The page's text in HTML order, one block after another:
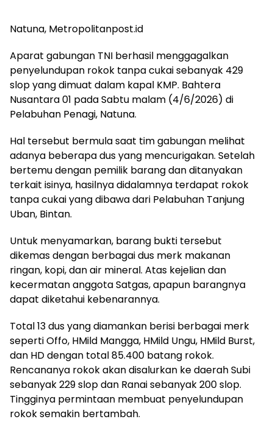
Natuna, Metropolitanpost.id
Aparat gabungan TNI berhasil menggagalkan
penyelundupan rokok tanpa cukai sebanyak 429
slop yang dimuat dalam kapal KMP. Bahtera
Nusantara 01 pada Sabtu malam (4/6/2026) di
Pelabuhan Penagi, Natuna.
Hal tersebut bermula saat tim gabungan melihat
adanya beberapa dus yang mencurigakan. Setelah
bertemu dengan pemilik barang dan ditanyakan
terkait isinya, hasilnya didalamnya terdapat rokok
tanpa cukai yang dibawa dari Pelabuhan Tanjung
Uban, Bintan.
Untuk menyamarkan, barang bukti tersebut
dikemas dengan berbagai dus merk makanan
ringan, kopi, dan air mineral. Atas kejelian dan
kecermatan anggota Satgas, apapun barangnya
dapat diketahui kebenarannya.
Total 13 dus yang diamankan berisi berbagai merk
seperti Offo, HMild Mangga, HMild Ungu, HMild Burst,
dan HD dengan total 85.400 batang rokok.
Rencananya rokok akan disalurkan ke daerah Subi
sebanyak 229 slop dan Ranai sebanyak 200 slop.
Tingginya permintaan membuat penyelundupan
rokok semakin bertambah.